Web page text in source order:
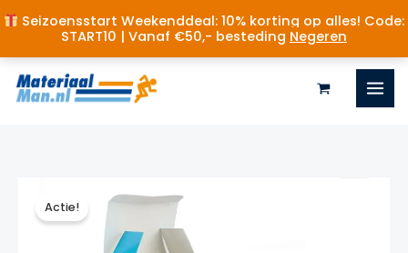
Seizoensstart Weekenddeal: 10% korting op alles! Code:
START10 | Vanaf €50,- besteding Negeren
Ga
naar
de
inhoud
Actie!